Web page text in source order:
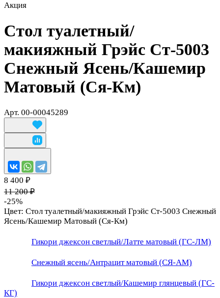
Акция
Стол туалетный/
макияжный Грэйс Ст-5003
Снежный Ясень/Кашемир
Матовый (Ся-Км)
Арт. 00-00045289
8 400 ₽
11 200 ₽
-25%
Цвет: Стол туалетный/макияжный Грэйс Ст-5003 Снежный
Ясень/Кашемир Матовый (Ся-Км)
Гикори джексон светлый/Латте матовый (ГС-ЛМ)
Снежный ясень/Антрацит матовый (СЯ-АМ)
Гикори джексон светлый/Кашемир глянцевый (ГС-
КГ)